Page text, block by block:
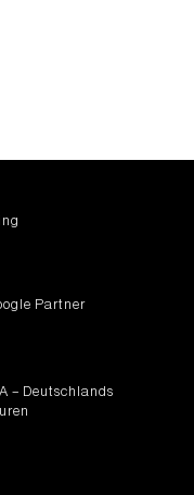
Partner
– Deutschlands